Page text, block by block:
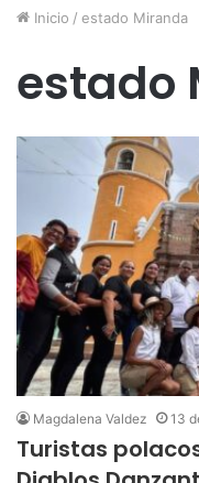
Inicio / estado Miranda
estado
Magdalena Valdez 13
Turistas